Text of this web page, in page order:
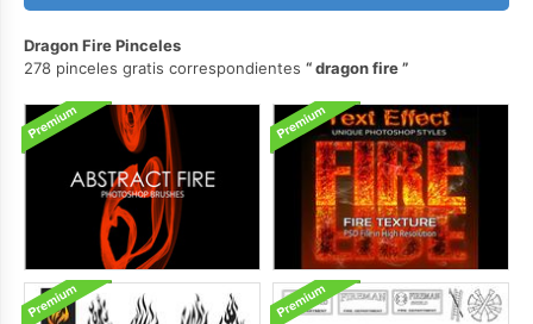
Dragon Fire Pinceles
278 pinceles gratis correspondientes
dragon fire